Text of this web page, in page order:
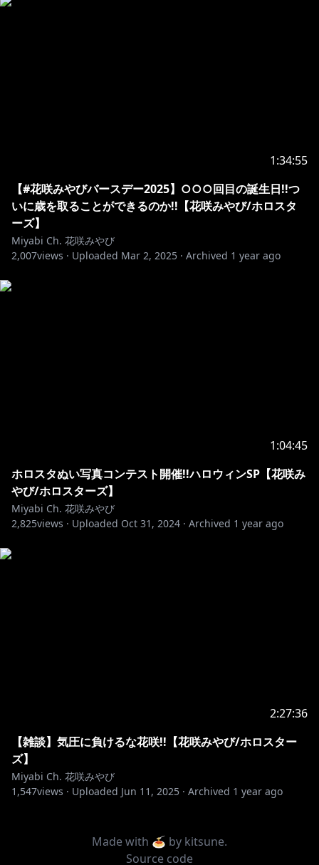
1:34:55
【#花咲みやびバースデー2025】○○○回目の誕生日!!つ
いに歳を取ることができるのか!!【花咲みやび/ホロスタ
ーズ】
Miyabi Ch. 花咲みやび
2,007views · Uploaded Mar 2, 2025 · Archived 1 year ago
1:04:45
ホロスタぬい写真コンテスト開催!!ハロウィンSP【花咲み
やび/ホロスターズ】
Miyabi Ch. 花咲みやび
2,825views · Uploaded Oct 31, 2024 · Archived 1 year ago
2:27:36
【雑談】気圧に負けるな花咲!!【花咲みやび/ホロスター
ズ】
Miyabi Ch. 花咲みやび
1,547views · Uploaded Jun 11, 2025 · Archived 1 year ago
Made with 🍝 by kitsune.
Source code